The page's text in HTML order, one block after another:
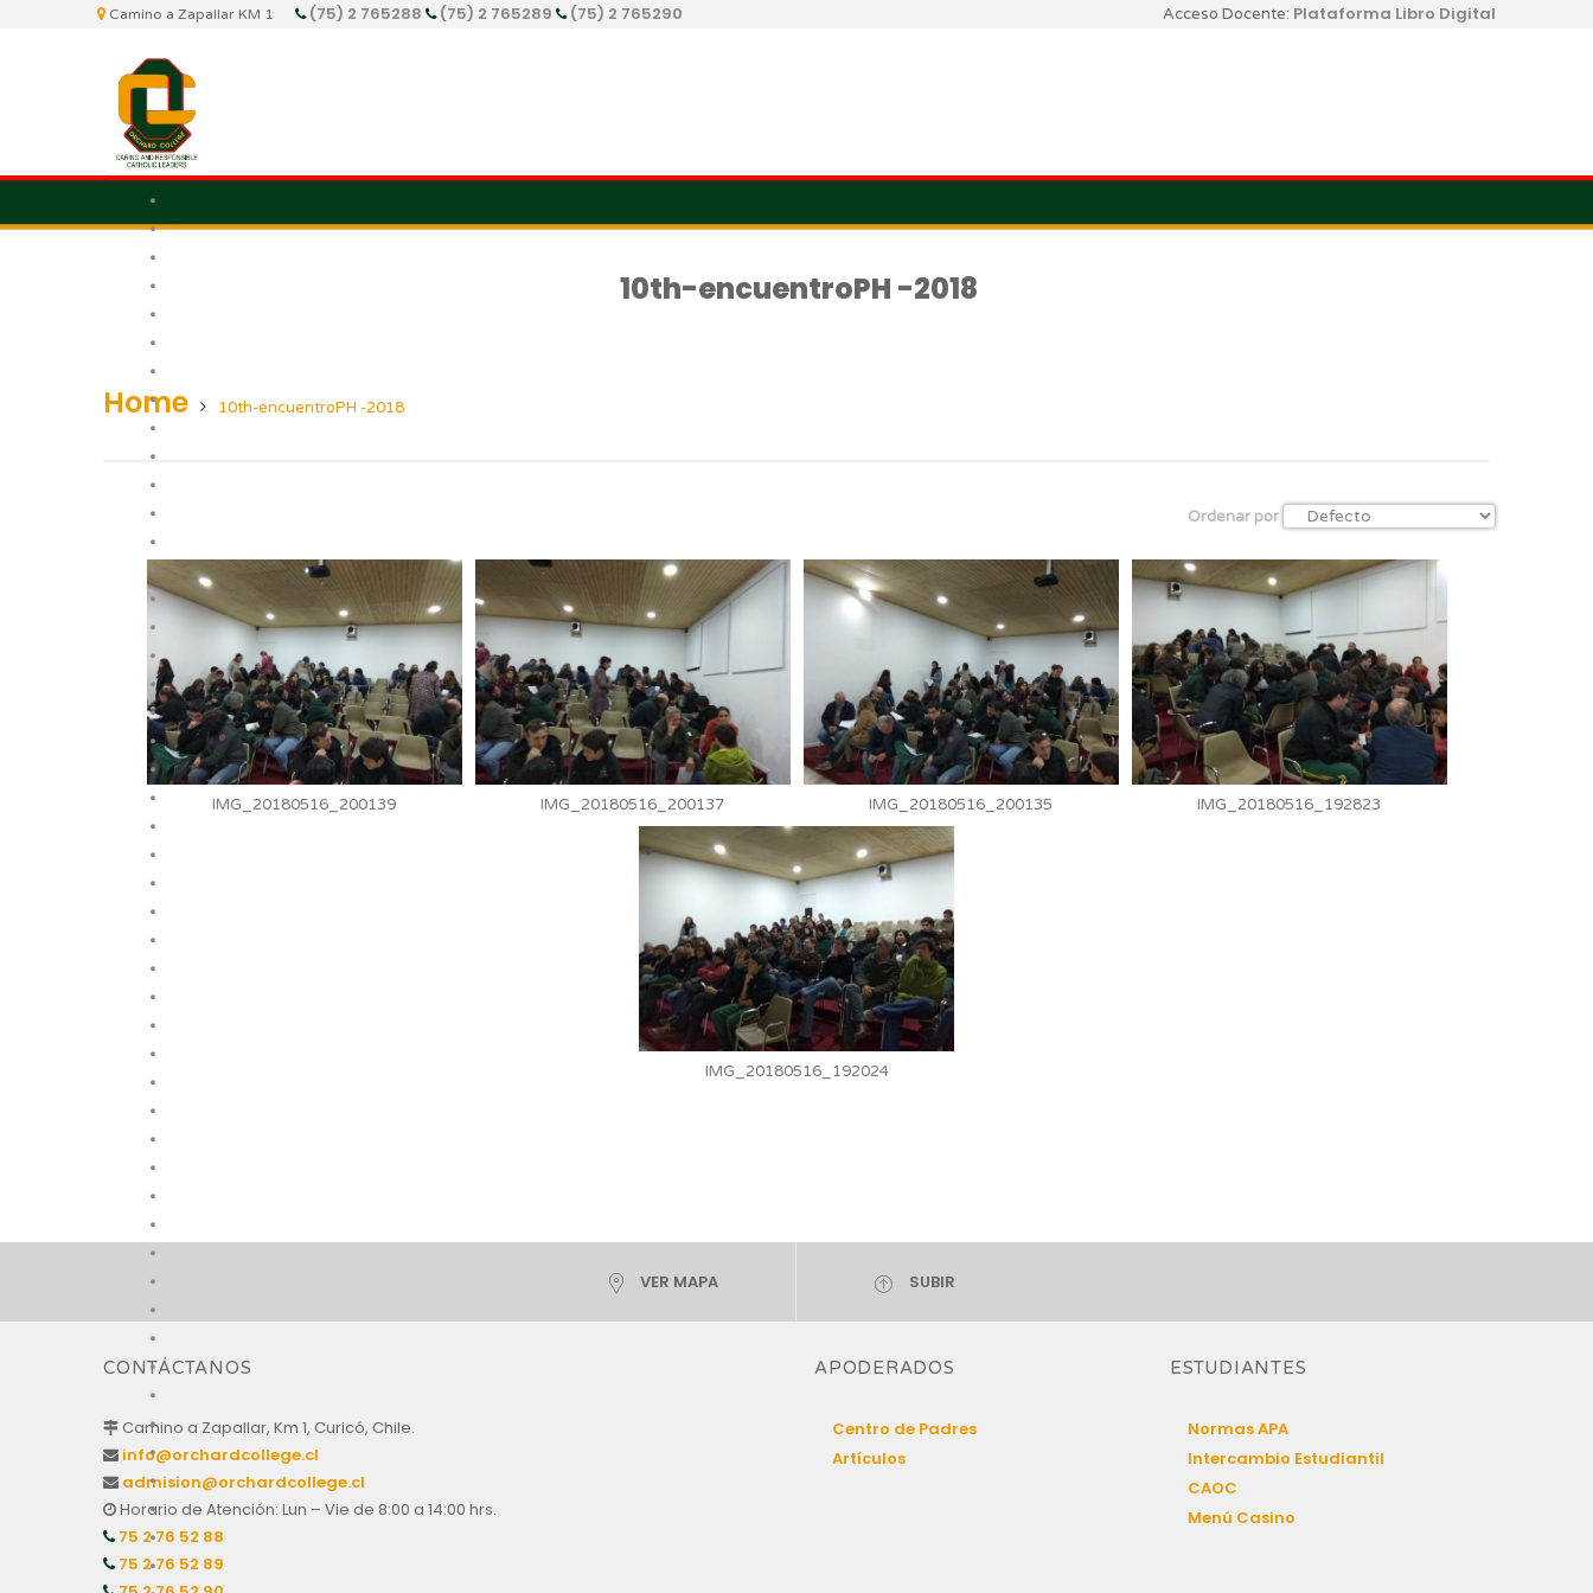
Camino a Zapallar KM 1 (75) 2 765288 (75) 2 765289 (75) 2 765290 Acceso Docente: Plataforma Libro Digital
10th-encuentroPH -2018
Home 10th-encuentroPH -2018
Ordenar por
IMG_20180516_200139 IMG_20180516_200137 IMG_20180516_200135 IMG_20180516_192823
IMG_20180516_192024
VER MAPA SUBIR
CONTÁCTANOS
Camino a Zapallar, Km 1, Curicó, Chile.
info@orchardcollege.cl
admision@orchardcollege.cl
Horario de Atención: Lun – Vie de 8:00 a 14:00 hrs.
75 2 76 52 88
75 2 76 52 89
APODERADOS
Centro de Padres
Artículos
ESTUDIANTES
Normas APA
Intercambio Estudiantil
CAOC
Menú Casino